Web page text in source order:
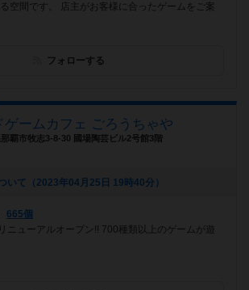
空間です。 店主がお客様に合ったゲームをご案
フォローする
ゲームカフェ ごろうちゃや
覇市牧志3-8-30 國場陶芸ビル2号館3階
いて（2023年04月25日 19時40分）
665個
ニューアルオープン!! 700種類以上のゲームが遊